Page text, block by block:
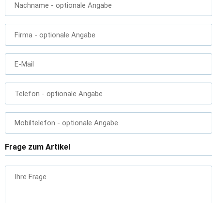
Nachname - optionale Angabe
Firma - optionale Angabe
E-Mail
Telefon - optionale Angabe
Mobiltelefon - optionale Angabe
Frage zum Artikel
Ihre Frage